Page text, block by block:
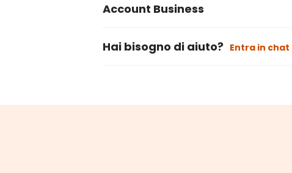
Account Business
Hai bisogno di aiuto? Entra in chat